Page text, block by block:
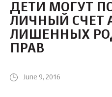
ДЕТИ МОГУТ
ЛИЧНЫЙ СЧЕТ
ЛИШЕННЫХ
ПРАВ
June 9, 2016